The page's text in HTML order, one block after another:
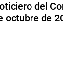
del
octubre de